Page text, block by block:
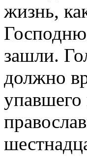
жизнь,
зашли.
должно